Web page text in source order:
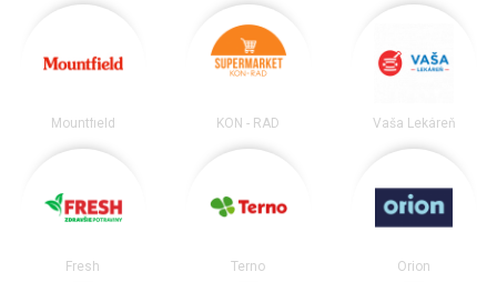
Mountfield KON - RAD Vaša Lekáreň
Fresh Terno Orion